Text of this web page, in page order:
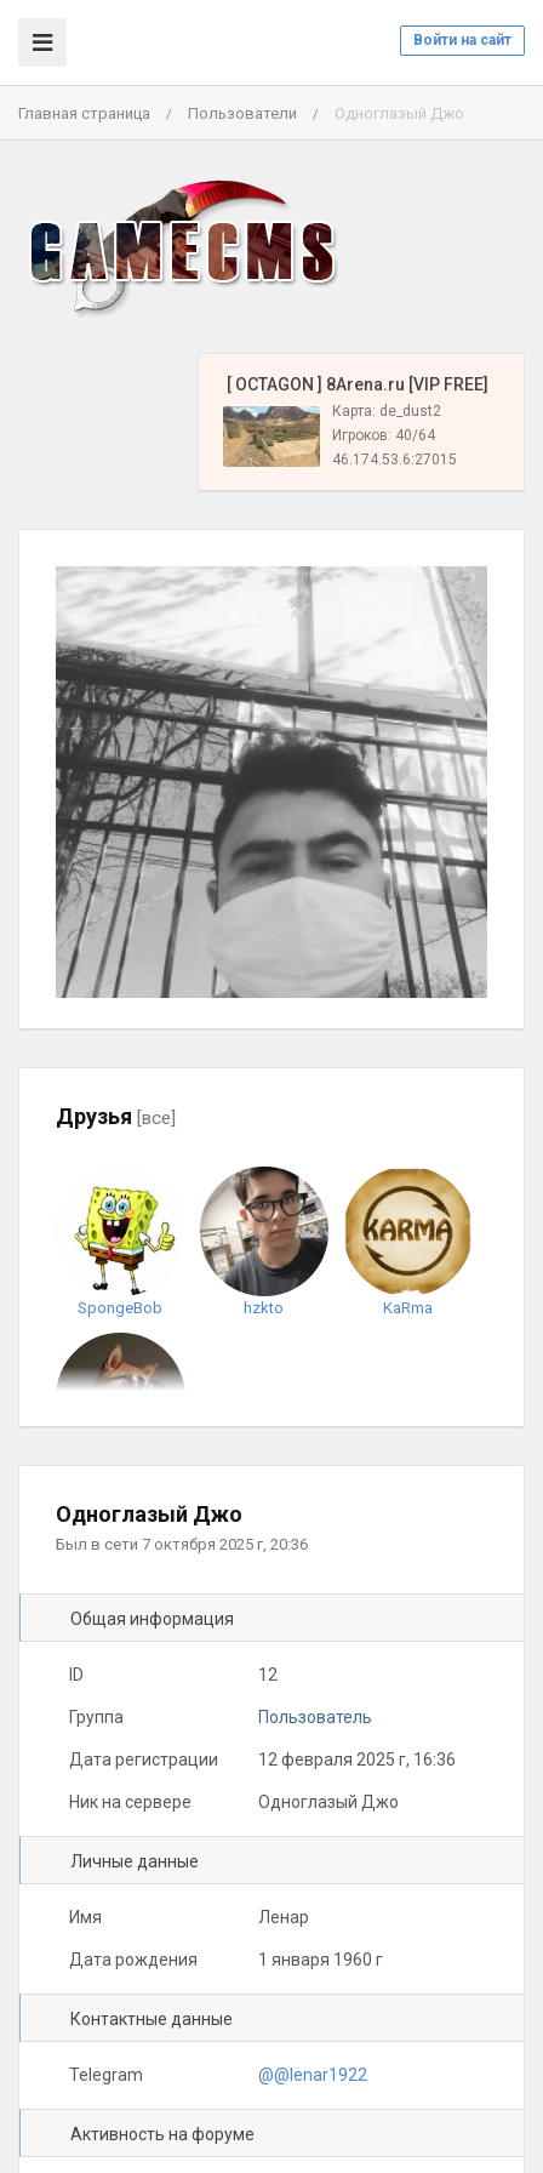
Войти на сайт
Главная страница / Пользователи / Одноглазый Джо
️ [ OCTAGON ] 8Arena.ru [VIP FREE]
Карта: de_dust2
Игроков: 40/64
46.174.53.6:27015
Друзья [все]
SpongeBob hzkto KaRma
Одноглазый Джо
Был в сети 7 октября 2025 г, 20:36
Общая информация
ID 12
Группа Пользователь
Дата регистрации 12 февраля 2025 г, 16:36
Ник на сервере Одноглазый Джо
Личные данные
Имя Ленар
Дата рождения 1 января 1960 г
Контактные данные
Telegram @@lenar1922
Активность на форуме